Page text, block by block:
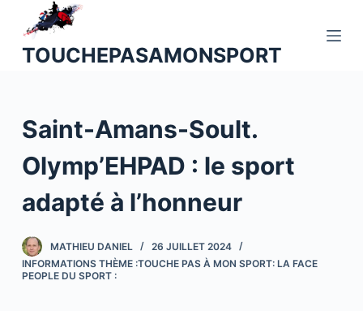
u
o
e
TOUCHEPASAMONSPORT
Saint-Amans-Soult.
Olymp’EHPAD : le sport
adapté à l’honneur
MATHIEU DANIEL
26 JUILLET 2024
INFORMATIONS THÈME :TOUCHE PAS À MON SPORT: LA FACE
PEOPLE DU SPORT :